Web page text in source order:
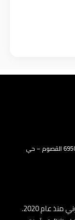
العنوان: المملكة العربية السعودية – الرياض – 6950 القصوم – حي
اسم رائد في عالم التسويق والبيع الإلكتروني منذ عام 2020.